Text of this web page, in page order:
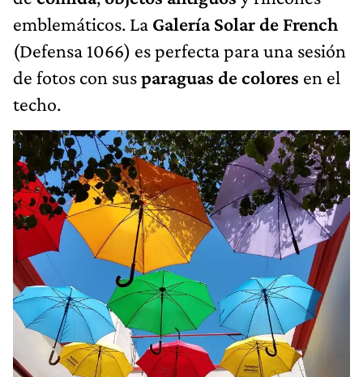
emblemáticos. La Galería Solar de French
(Defensa 1066) es perfecta para una sesión
de fotos con susparaguas de colores en el
techo.